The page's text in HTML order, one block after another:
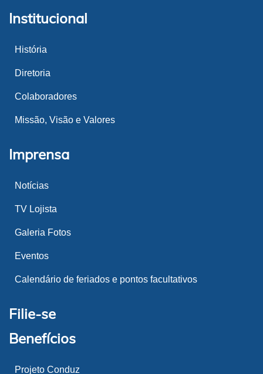
Institucional
História
Diretoria
Colaboradores
Missão, Visão e Valores
Imprensa
Notícias
TV Lojista
Galeria Fotos
Eventos
Calendário de feriados e pontos facultativos
Filie-se
Benefícios
Projeto Conduz